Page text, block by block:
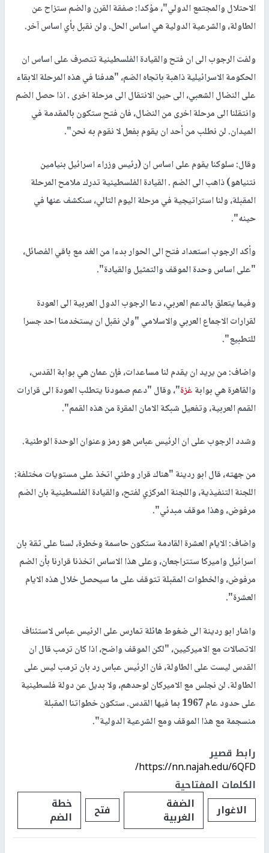
الاحتلال والمجتمع الدولي"، مؤكدا: صفقة القرن والضم ستزاح عن
الطاولة، والشرعية الدولية هي اساس الحل. ولن نقبل بأي اساس آخر.
ولفت الرجوب الى ان فتح والقيادة الفلسطينية تتصرف على اساس ان
الحكومة الاسرائيلية ذاهبة باتجاه الضم، "هدفنا في هذه المرحلة الابقاء
على النضال الشعبي، الى حين الانتقال الى مرحلة اخرى . اذا حصل الضم
وانتقلنا الى مرحلة اخرى من النضال، فان فتح ستكون بالمقدمة في
الميدان. لن نطلب من أحد ان يقوم بفعل لا نقوم به نحن".
وقال: سلوكنا يقوم على اساس ان (رئيس وزراء اسرائيل بنيامين
نتنياهو) ذاهب الى الضم . القيادة الفلسطينية تدرك ملامح المرحلة
المقبلة، ولنا استراتيجية في مرحلة اليوم التالي، سنكشف عنها في
حينه".
وأكد الرجوب استعداد فتح الى الحوار بدءا من الغد مع باقي الفصائل،
"على اساس وحدة الموقف والتمثيل والقيادة".
وفيما يتعلق بالدعم العربي، دعا الرجوب الدول العربية الى العودة
لقرارات الاجماع العربي والاسلامي "ولن نقبل ان يستخدمنا احد جسرا
للتطبيع".
واضاف: من يريد ان يقدم لنا مساعدات، فإن عمان هي بوابة القدس،
والقاهرة هي بوابةغزة"، وقال "دعم صمودنا يتطلب العودة الى قرارات
القمم العربية، وتفعيل شبكة الامان المقرة من هذه القمم".
وشدد الرجوب على ان الرئيس عباس هو رمز وعنوان الوحدة الوطنية.
من جهته، قال ابو ردينة "هناك قرار وطني اتخذ على مستويات مختلفة:
اللجنة التنفيذية، واللجنة المركزي لفتح، والقيادة الفلسطينية بان الضم
مرفوض، وهذا موقف مبدئي".
واضاف: الايام العشرة القادمة ستكون حاسمة وخطرة، لسنا على ثقة بان
اسرائيل واميركا ستتراجعان، وعلى هذا الاساس اتخذنا قرارنا بأن الضم
مرفوض، والخطوات المقبلة تتوقف على ما سيحصل خلال هذه الايام
العشرة".
واشار ابو ردينة الى ضغوط هائلة تمارس على الرئيس عباس لاستئناف
الاتصالات مع الاميركيين، "لكن الموقف واضح، اذا كان ترمب قال ان
القدس ليست على الطاولة، فان الرئيس عباس رد بان ترمب ليس على
الطاولة. لن نجلس مع الاميركان لوحدهم، ولا بديل عن دولة فلسطينية
على حدود عام 1967 بما فيها القدس. ستكون خطواتنا المقبلة
منسجمة مع هذا الموقف ومع الشرعية الدولية".
رابط قصير
https://nn.najah.edu/6QFD/
الكلمات المفتاحية
الاغوار
الضفة
الغربية فتح خطة
الضم